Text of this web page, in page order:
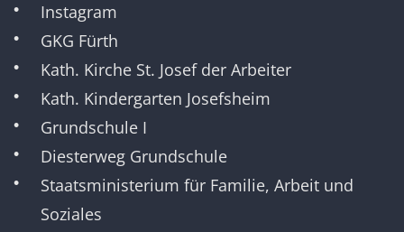
Instagram
GKG Fürth
Kath. Kirche St. Josef der Arbeiter
Kath. Kindergarten Josefsheim
Grundschule I
Diesterweg Grundschule
Staatsministerium für Familie, Arbeit und
Soziales